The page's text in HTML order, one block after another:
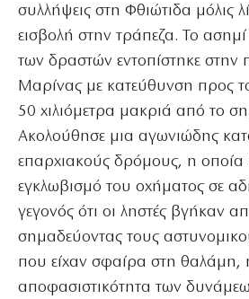
συλλήψεις στη Φθιώτιδα μόλις
εισβολή στην τράπεζα. Το
των δραστών εντοπίστηκε στην
Μαρίνας με κατεύθυνση προς
50 χιλιόμετρα μακριά από το
Ακολούθησε μια αγωνιώδης
επαρχιακούς δρόμους, η οποία
εγκλωβισμό του οχήματος σε
γεγονός ότι οι ληστές βγήκαν
σημαδεύοντας τους
που είχαν σφαίρα στη θαλάμη,
αποφασιστικότητα των